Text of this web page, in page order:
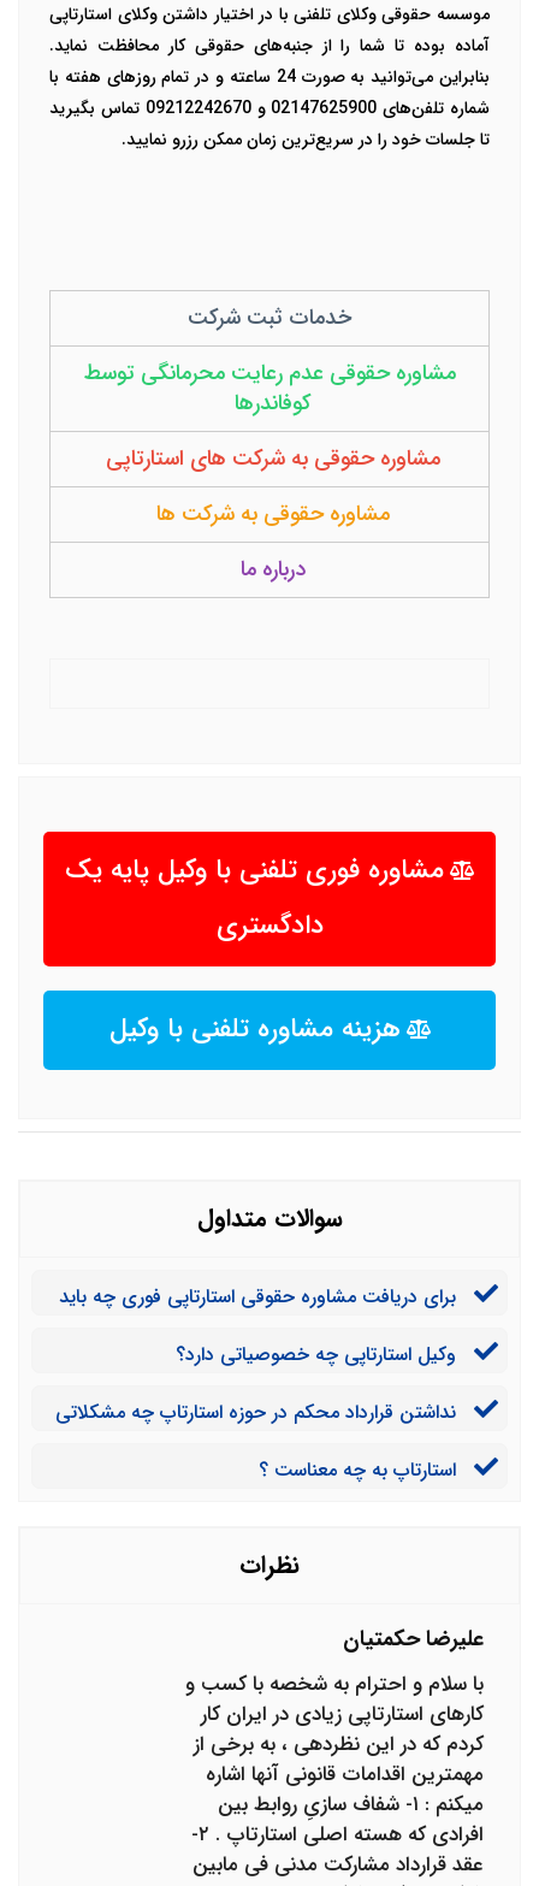
موسسه حقوقی وکلای تلفنی با در اختیار داشتن وکلای استارتاپی
آماده بوده تا شما را از جنبه‌های حقوقی کار محافظت نماید.
بنابراین می‌توانید به صورت 24 ساعته و در تمام روزهای هفته با
شماره تلفن‌های 02147625900 و 09212242670 تماس بگیرید
تا جلسات خود را در سریع‌ترین زمان ممکن رزرو نمایید.
خدمات ثبت شرکت
مشاوره حقوقی عدم رعایت محرمانگی توسط
کوفاندرها
مشاوره حقوقی به شرکت های استارتاپی
مشاوره حقوقی به شرکت ها
درباره ما
مشاوره فوری تلفنی با وکیل پایه یک
دادگستری
هزینه مشاوره تلفنی با وکیل
سوالات متداول
برای دریافت مشاوره حقوقی استارتاپی فوری چه باید
نداشتن قرارداد محکم در حوزه استارتاپ چه مشکلاتی
استارتاپ به چه معناست ؟
نظرات
علیرضا حکمتیان
با سلام و احترام به شخصه با کسب و
کارهای استارتاپی زیادی در ایران کار
کردم که در این نظردهی ، به برخی از
مهمترین اقدامات قانونی آنها اشاره
میکنم : ۱- شفاف سازیِ روابط بین
افرادی که هسته اصلی استارتاپ . ۲-
عقد قرارداد مشارکت مدنی فی مابین